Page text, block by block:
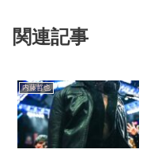
関連記事
内藤哲也